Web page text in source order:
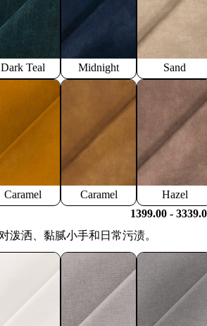
Dark Teal Midnight Sand
Caramel Caramel
Hazel
1399.00 -
泼洒、黏腻小手和日常污渍。